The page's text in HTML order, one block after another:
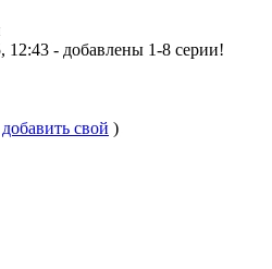
12:43 - добавлены 1-8 серии!
добавить свой )